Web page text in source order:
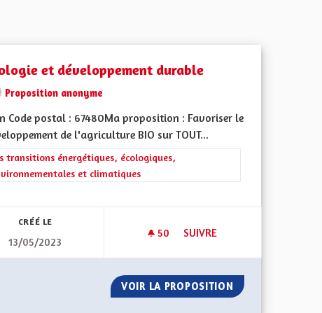
de l'Alsace en France et en Europe
L'ALSACE
POSITION DE L'ALSACE
et développement durable
Proposition anonyme
Code postal : 67480Ma proposition : Favoriser le
de l'agriculture BIO sur TOUT...
les résultats de la catégorie : Les transitions énergétiques,
transitions énergétiques, écologiques,
et climatiques
CRÉÉ LE
13/05/2023
50 50 ABONNÉS
SUIVRE
VOIR LA PROPOSITION ECOLOGIE ET